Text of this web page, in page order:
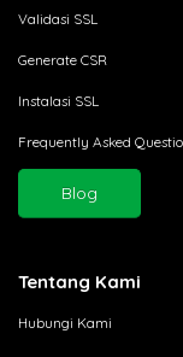
Validasi SSL
Generate CSR
Instalasi SSL
Frequently Asked
Blog
Tentang Kami
Hubungi Kami